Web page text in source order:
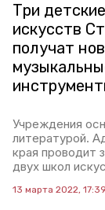
Три
искусств
получат
Учреждения
литературой.
края проводит
двух школ
13 марта 2022, 17:39